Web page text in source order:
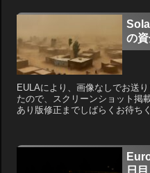
の
EULAにより、画像なしでお送
たので、スクリーンショット掲
あり版修正までしばらくお待ち
日